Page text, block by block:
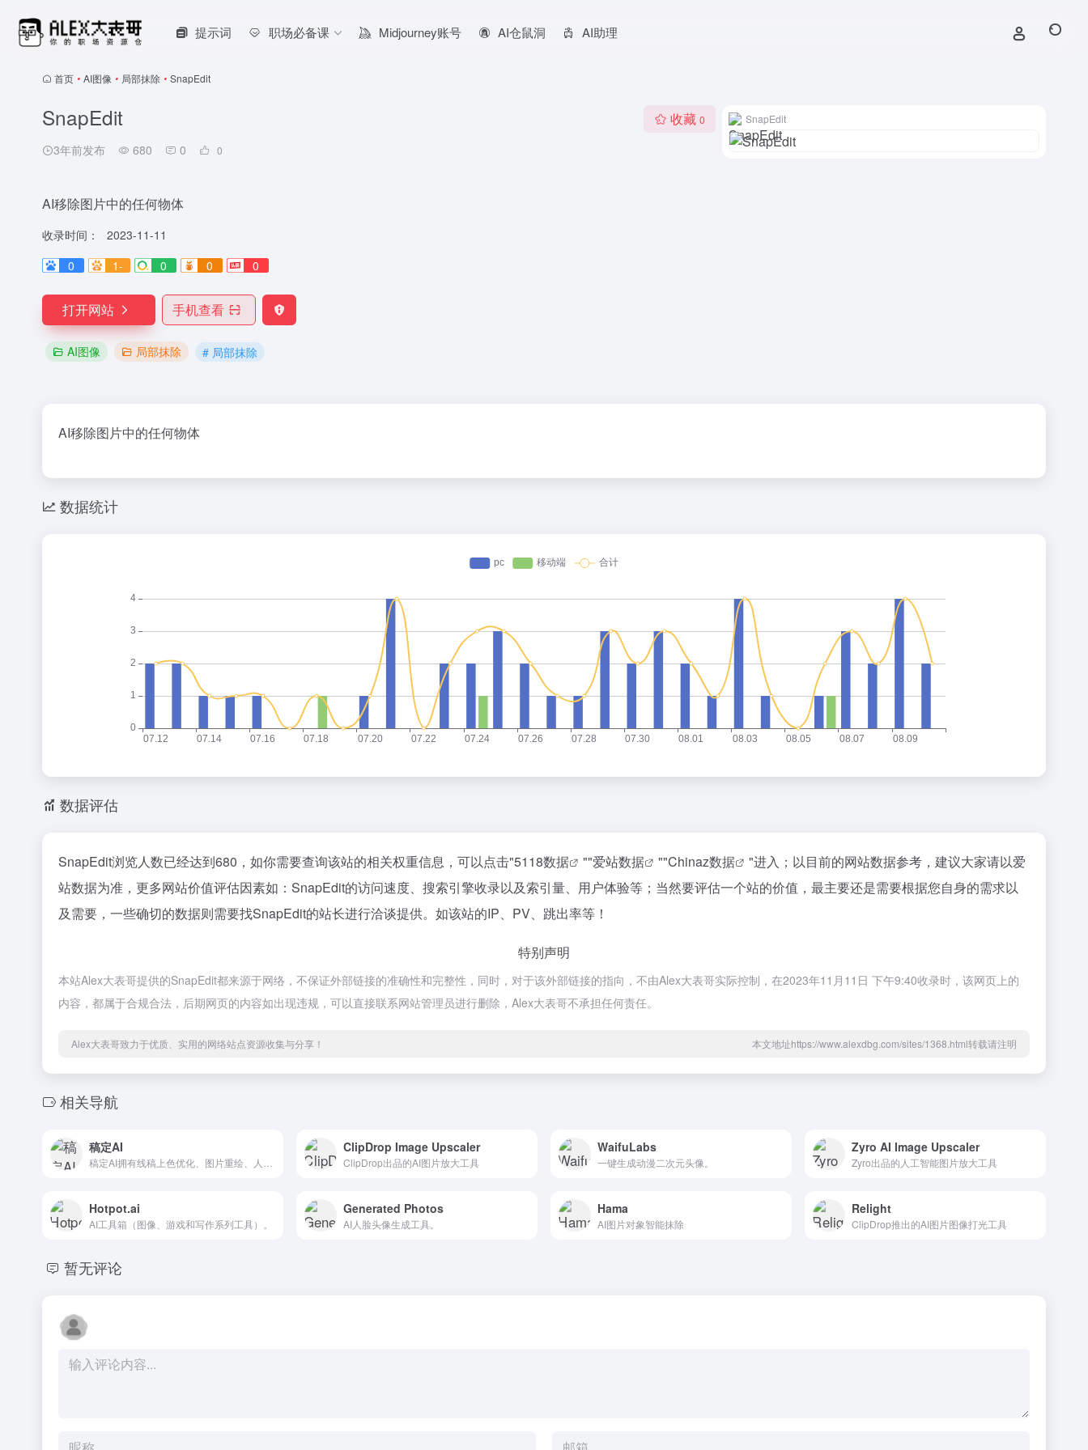
提示词 职场必备课 Midjourney账号 AI仓鼠洞 AI助理
首页 • AI图像 • 局部抹除 • SnapEdit
SnapEdit
3年前发布 680 0 0
收藏 0
AI移除图片中的任何物体
收录时间：
2023-11-11
0
1- 0 0 0
打开网站 手机查看
AI图像 局部抹除 # 局部抹除
SnapEdit
AI移除图片中的任何物体
数据统计
数据评估
SnapEdit浏览人数已经达到680，如你需要查询该站的相关权重信息，可以点击"5118数据 ""爱站数据 ""Chinaz数据
"进入；以目前的网站数据参考，建议大家请以爱
站数据为准，更多网站价值评估因素如：SnapEdit的访问速度、搜索引擎收录以及索引量、用户体验等；当然要评估一个站的价值，最主要还是需要根据您自身的需求以
及需要，一些确切的数据则需要找SnapEdit的站长进行洽谈提供。如该站的IP、PV、跳出率等！
特别声明
本站Alex大表哥提供的SnapEdit都来源于网络，不保证外部链接的准确性和完整性，同时，对于该外部链接的指向，不由Alex大表哥实际控制，在2023年11月11日 下午9:40收录时，该网页上的
内容，都属于合规合法，后期网页的内容如出现违规，可以直接联系网站管理员进行删除，Alex大表哥不承担任何责任。
Alex大表哥致力于优质、实用的网络站点资源收集与分享！ 本文地址https://www.alexdbg.com/sites/1368.html转载请注明
相关导航
稿定AI ClipDrop Image Upscaler
ClipDrop出品的AI图片放大工具
WaifuLabs
一键生成动漫二次元头像。
Zyro AI Image Upscaler
Zyro出品的人工智能图片放大工具
Hotpot.ai
AI工具箱（图像、游戏和写作系列工具）。
Generated Photos
AI人脸头像生成工具。
Hama
AI图片对象智能抹除
Relight
ClipDrop推出的AI图片图像打光工具
暂无评论